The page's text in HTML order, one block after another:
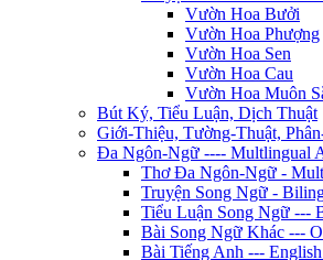
Vườn Hoa Bưởi
Vườn Hoa Phượng
Vườn Hoa Sen
Vườn Hoa Cau
Vườn Hoa Muôn
Bút Ký, Tiểu Luận, Dịch Thuật
Giới-Thiệu, Tường-Thuật,
Đa Ngôn-Ngữ ---- Multlingual
Thơ Đa Ngôn-Ngữ -
Truyện Song Ngữ -
Tiểu Luận Song Ngữ ---
Bài Song Ngữ Khác ---
Bài Tiếng Anh ---